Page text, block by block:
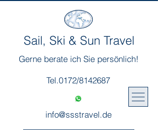
Sail, Ski & Sun Travel
Gerne berate ich Sie persönlich!
Tel.0172/8142687
info@ssstravel.de